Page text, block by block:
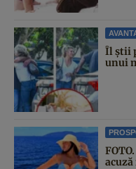
Îl știi
unui